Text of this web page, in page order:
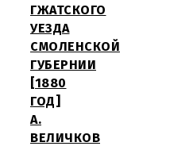
ГЖАТСКОГО
УЕЗДА
СМОЛЕНСКОЙ
ГУБЕРНИИ
[1880
ГОД]
А.
ВЕЛИЧКОВ